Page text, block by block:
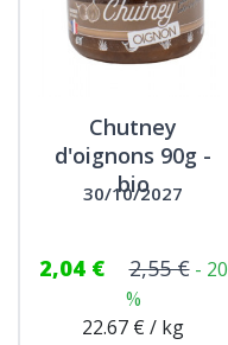
Chutney
d'oignons 90g -
bio
30/10/2027
2,04 € 2,55 € - 20
%
22.67 € / kg